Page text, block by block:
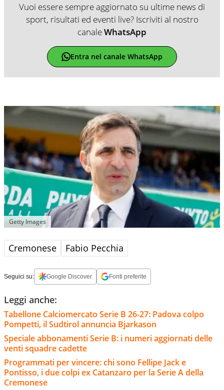
Vuoi essere sempre aggiornato su ultime news di
sport, risultati ed eventi live? Iscriviti al nostro
canaleWhatsApp
Entra nel canale WhatsApp
Getty Images
Cremonese Fabio Pecchia
Seguici su: Google Discover Fonti preferite
Leggi anche:
Tabellone Calciomercato Serie B 26-27: Padova colpo
Pompetti, il Sudtirol annuncia Bjarkason
Speciale abbonamenti Serie B: i numeri aggiornati delle
venti squadre cadette
Programmati per vincere: chi sono Fellipe Jack e
Pontisso, i due colpi ex Catanzaro per la Serie A della
Cremonese